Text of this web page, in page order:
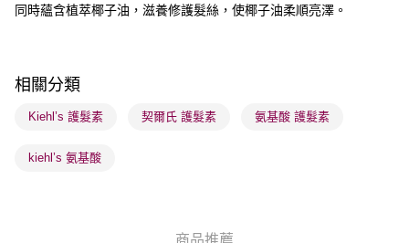
送貨方式
每筆HK$65.00，滿HK$300.00或以上免運費
確認發貨後1-3 工作天送達，訂單將隨機分配至SF順豐速運或京東
同時蘊含植萃椰子油，滋養修護髮絲，使椰子油柔順亮澤。
相關分類
Kiehl’s 護髮素 契爾氏 護髮素 氨基酸 護髮素
kiehl’s 氨基酸
商品推薦